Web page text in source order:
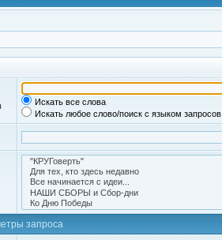
Искать все слова
Искать любое слово/поиск с языком запросов
запроса